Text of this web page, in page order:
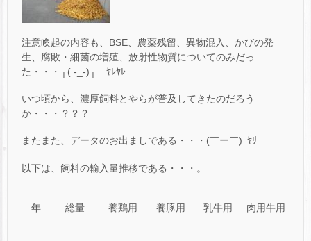
注意喚起の内容も、BSE、農薬残留、異物混入、かびの発
生、腐敗・細菌の増殖、放射性物質についてのみだっ
た・・・┐( -_-)┌ ﾔﾚﾔﾚ
いつ頃から、濃厚飼料とやらが普及してきたのだろう
か・・・？？？
またまた、データのお出ましである・・・(￣ー￣)ﾆﾔﾘ
以下は、飼料の輸入量推移である・・・。
年 総量 養鶏用 養豚用 乳牛用 肉用牛用